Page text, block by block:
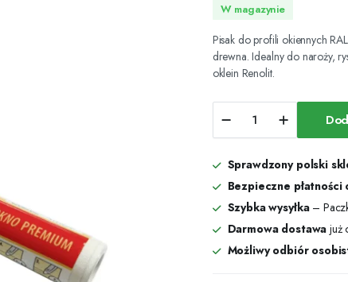
W magazynie
Pisak do profili okiennych
drewna. Idealny do naroży,
oklein Renolit.
profili
RAL
5005
niebieski
sygnałowy
Renolit
503005
Sprawdzony polski
Bezpieczne płatności
Szybka wysyłka–
Darmowa dostawa już
Możliwy odbiór